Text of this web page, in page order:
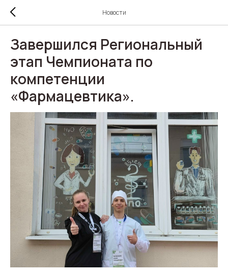
Новости
Завершился Региональный
этап Чемпионата по
компетенции
«Фармацевтика».